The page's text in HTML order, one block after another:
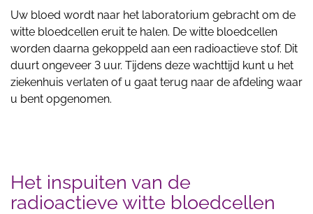
Uw bloed wordt naar het laboratorium gebracht om de
witte bloedcellen eruit te halen. De witte bloedcellen
worden daarna gekoppeld aan een radioactieve stof. Dit
duurt ongeveer 3 uur. Tijdens deze wachttijd kunt u het
ziekenhuis verlaten of u gaat terug naar de afdeling waar
u bent opgenomen.
Het inspuiten van de
radioactieve witte bloedcellen